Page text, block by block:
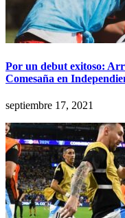
Por un debut exitoso:
Comesaña en
septiembre 17, 2021